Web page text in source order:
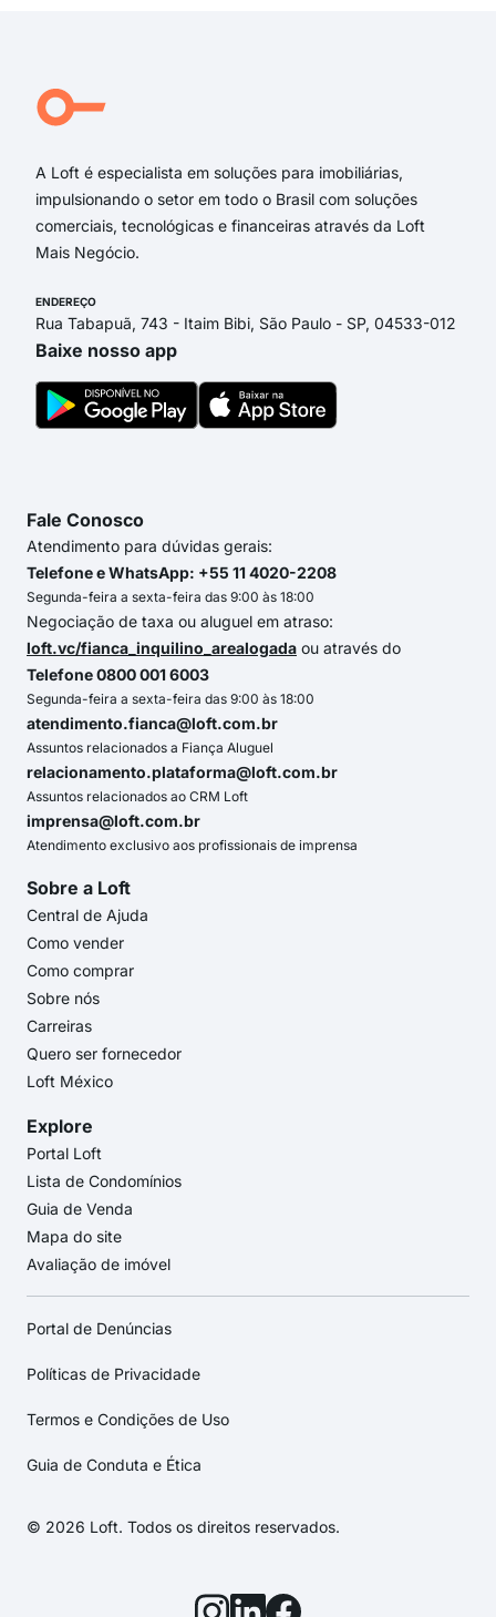
A Loft é especialista em soluções para imobiliárias,
impulsionando o setor em todo o Brasil com soluções
comerciais, tecnológicas e financeiras através da Loft
Mais Negócio.
ENDEREÇO
Rua Tabapuã, 743 - Itaim Bibi, São Paulo - SP, 04533-012
Baixe nosso app
Fale Conosco
Atendimento para dúvidas gerais:
Telefone e WhatsApp: +55 11 4020-2208
Segunda-feira a sexta-feira das 9:00 às 18:00
Negociação de taxa ou aluguel em atraso:
loft.vc/fianca_inquilino_arealogada ou através do
Telefone 0800 001 6003
Segunda-feira a sexta-feira das 9:00 às 18:00
atendimento.fianca@loft.com.br
Assuntos relacionados a Fiança Aluguel
relacionamento.plataforma@loft.com.br
Assuntos relacionados ao CRM Loft
imprensa@loft.com.br
Atendimento exclusivo aos profissionais de imprensa
Sobre a Loft
Central de Ajuda
Como vender
Como comprar
Sobre nós
Carreiras
Quero ser fornecedor
Loft México
Explore
Portal Loft
Lista de Condomínios
Guia de Venda
Mapa do site
Avaliação de imóvel
Portal de Denúncias
Políticas de Privacidade
Termos e Condições de Uso
Guia de Conduta e Ética
© 2026 Loft. Todos os direitos reservados.